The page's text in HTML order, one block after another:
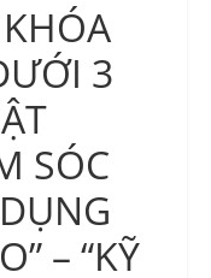
3
SÓC
– “KỸ